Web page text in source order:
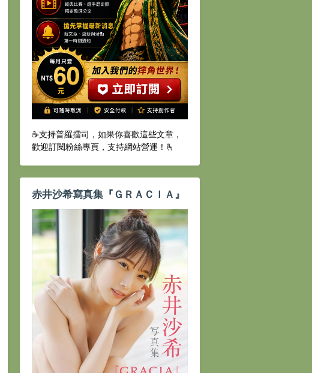
☕️支持普羅擂司，如果你喜歡這些文章，
歡迎訂閱粉絲專頁，支持網站營運！🫰
赤井沙希寫真集『ＧＲＡＣＩＡ』